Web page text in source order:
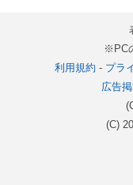
※PC
利用規約 - プラ
広告
(C)